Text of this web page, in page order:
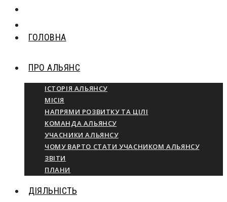
ГОЛОВНА
ПРО АЛЬЯНС
ІСТОРІЯ АЛЬЯНСУ
МІСІЯ
НАПРЯМИ РОЗВИТКУ ТА ЦІЛІ
КОМАНДА АЛЬЯНСУ
УЧАСНИКИ АЛЬЯНСУ
ЧОМУ ВАРТО СТАТИ УЧАСНИКОМ АЛЬЯНСУ
ЗВІТИ
ПЛАНИ
ДІЯЛЬНІСТЬ